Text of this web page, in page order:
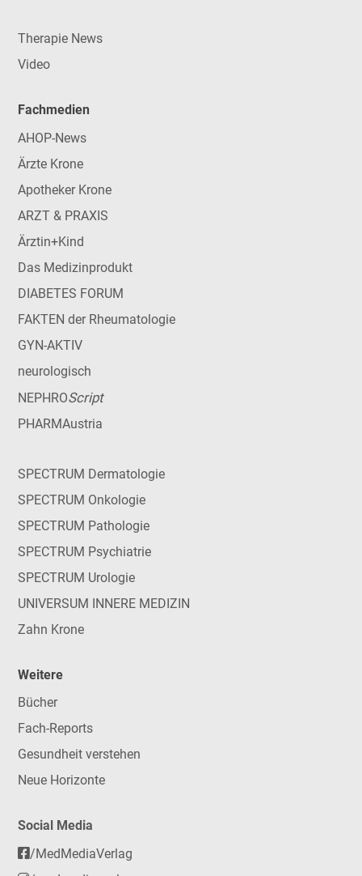
Therapie News
Video
Fachmedien
AHOP-News
Ärzte Krone
Apotheker Krone
ARZT & PRAXIS
Ärztin+Kind
Das Medizinprodukt
DIABETES FORUM
FAKTEN der Rheumatologie
GYN-AKTIV
neurologisch
NEPHROScript
PHARMAustria
SPECTRUM Dermatologie
SPECTRUM Onkologie
SPECTRUM Pathologie
SPECTRUM Psychiatrie
SPECTRUM Urologie
UNIVERSUM INNERE MEDIZIN
Zahn Krone
Weitere
Bücher
Fach-Reports
Gesundheit verstehen
Neue Horizonte
Social Media
/MedMediaVerlag